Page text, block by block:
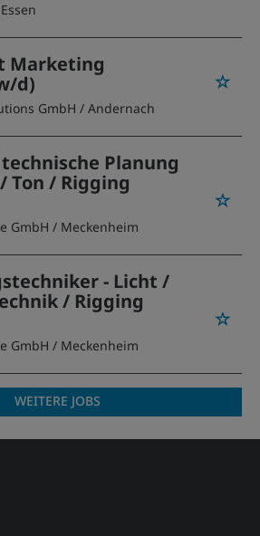
Marketing
d)
GmbH / Andernach
Planung
Ton / Rigging
GmbH / Meckenheim
- Licht /
/ Rigging
GmbH / Meckenheim
WEITERE JOBS